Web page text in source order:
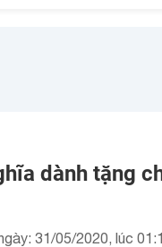
dành tặng
31/05/2020, lúc